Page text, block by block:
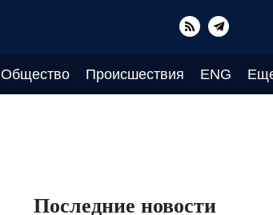
Общество Происшествия ENG
Последние новости